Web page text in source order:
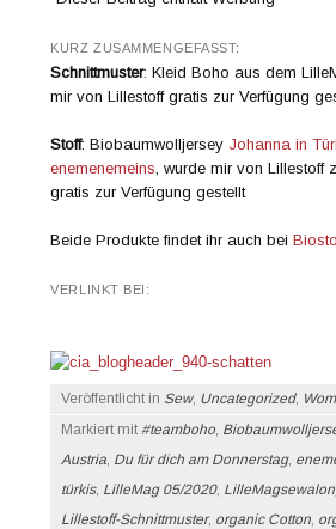
KURZ ZUSAMMENGEFASST:
Schnittmuster: Kleid Boho aus dem
mir von Lillestoff gratis zur Verfügung
Stoff: Biobaumwolljersey Johanna in
enemenemeins , wurde mir von Lillestoff
gratis zur Verfügung gestellt
Beide Produkte findet ihr auch bei
VERLINKT BEI:
Veröffentlicht in Sew, Uncategorized,
Markiert mit#teamboho,
Austria, Du für dich am Donnerstag,
türkis, LilleMag 05/2020,
Lillestoff-Schnittmuster, organic Cotton,